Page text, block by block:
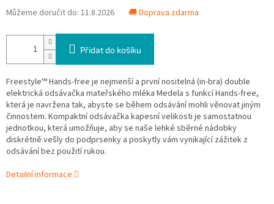
Můžeme doručit do: 11.8.2026 🚚 Doprava zdarma
Přidat do košíku
Freestyle™ Hands-free je nejmenší a první nositelná (in-bra) double
elektrická odsávačka mateřského mléka Medela s funkcí Hands-free,
která je navržena tak, abyste se během odsávání mohli věnovat jiným
činnostem. Kompaktní odsávačka kapesní velikosti je samostatnou
jednotkou, která umožňuje, aby se naše lehké sběrné nádobky
diskrétně vešly do podprsenky a poskytly vám vynikající zážitek z
odsávání bez použití rukou.
Detailní informace